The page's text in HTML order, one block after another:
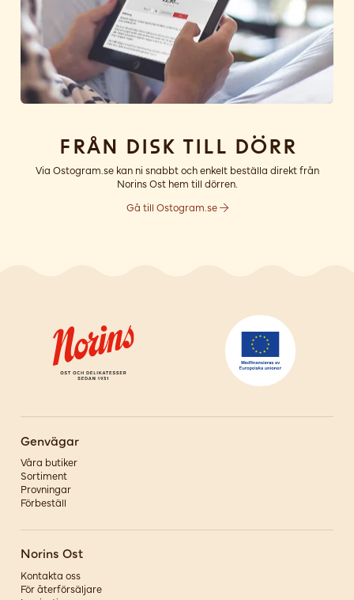
Från disk till dörr
Via Ostogram.se kan ni snabbt och enkelt beställa direkt från
Norins Ost hem till dörren.
Gå till Ostogram.se
Genvägar
Våra butiker
Sortiment
Provningar
Förbeställ
Norins Ost
Kontakta oss
För återförsäljare